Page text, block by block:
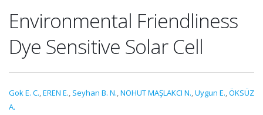
Environmental Friendliness
Dye Sensitive Solar Cell
Gok E. C.,EREN E., Seyhan B. N.,NOHUT MAŞLAKCI N.,Uygun E.,ÖKSÜZ
A.